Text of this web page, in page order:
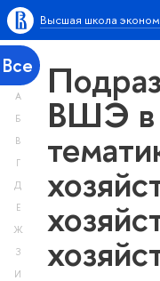
Высшая школа
Все
А
Б
В
Г
Д
Е
Ж
З
И
ВШЭ в